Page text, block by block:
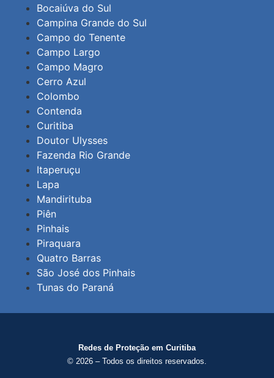
Bocaiúva do Sul
Campina Grande do Sul
Campo do Tenente
Campo Largo
Campo Magro
Cerro Azul
Colombo
Contenda
Curitiba
Doutor Ulysses
Fazenda Rio Grande
Itaperuçu
Lapa
Mandirituba
Piên
Pinhais
Piraquara
Quatro Barras
São José dos Pinhais
Tunas do Paraná
Redes de Proteção em Curitiba
© 2026 – Todos os direitos reservados.